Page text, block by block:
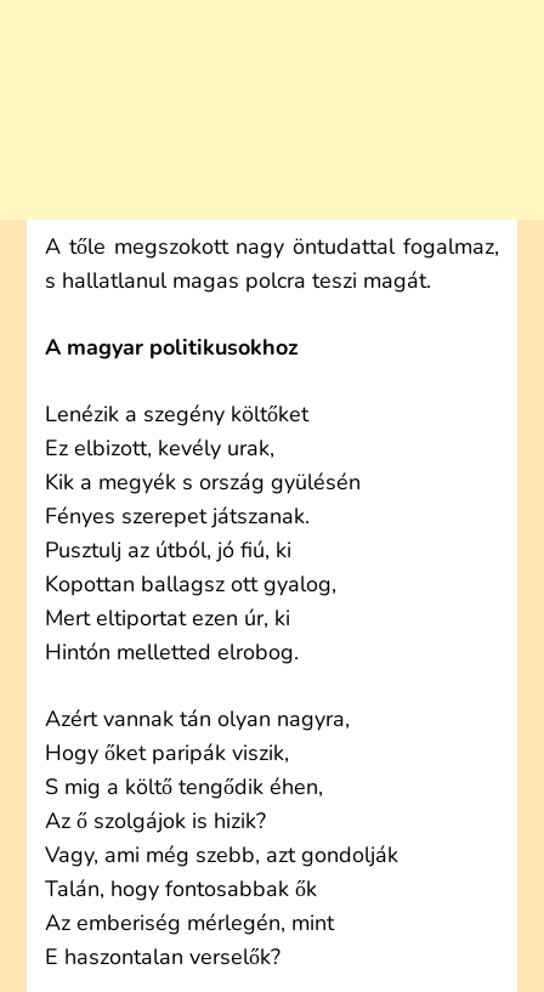
A tőle megszokott nagy öntudattal fogalmaz,
s hallatlanul magas polcra teszi magát.
A magyar politikusokhoz
Lenézik a szegény költőket
Ez elbizott, kevély urak,
Kik a megyék s ország gyülésén
Fényes szerepet játszanak.
Pusztulj az útból, jó fiú, ki
Kopottan ballagsz ott gyalog,
Mert eltiportat ezen úr, ki
Hintón melletted elrobog.
Azért vannak tán olyan nagyra,
Hogy őket paripák viszik,
S mig a költő tengődik éhen,
Az ő szolgájok is hizik?
Vagy, ami még szebb, azt gondolják
Talán, hogy fontosabbak ők
Az emberiség mérlegén, mint
E haszontalan verselők?